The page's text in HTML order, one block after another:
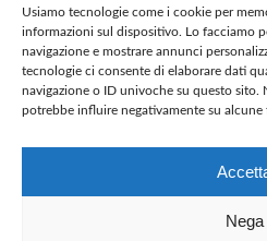
Usiamo tecnologie come i cookie per
informazioni sul dispositivo. Lo facciamo
navigazione e mostrare annunci
tecnologie ci consente di elaborare dati
navigazione o ID univoche su questo sito.
potrebbe influire negativamente su alcune
Nega
Ragione sociale: Panorama S.r.l.
C.F. / P.IVA: 01058470061
N. REA: AL-138981
Capitale Versato € 10.000,00